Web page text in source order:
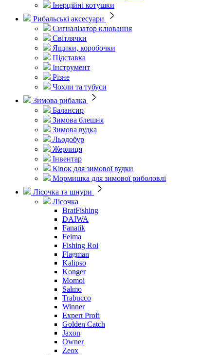
Інерційні котушки
Рибальські аксесуари
Сигналізатор клювання
Світлячки
Ящики, коробочки
Підставка
Інструмент
Різне
Чохли та тубуси
Зимова рибалка
Балансир
Зимова блешня
Зимова вудка
Льодобур
Жерлиця
Інвентар
Ківок для зимової вудки
Мормишка для зимової риболовлі
Лісочка та шнури
Лісочка
BratFishing
DAIWA
Fanatik
Feima
Fishing Roi
Flagman
Kalipso
Konger
Momoi
Salmo
Trabucco
Winner
Expert Profi
Golden Catch
Jaxon
Owner
Zeox